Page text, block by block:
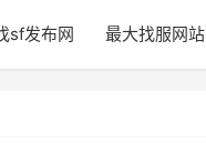
sf发布网 最大找服网站